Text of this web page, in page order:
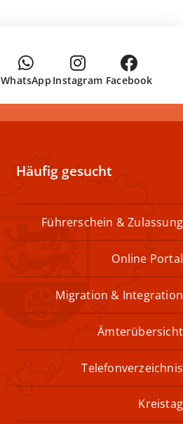
Facebook
Instagram
WhatsApp
Häufig gesucht
Führerschein & Zulassung
Online Portal
Migration & Integration
Ämterübersicht
Telefonverzeichnis
Kreistag